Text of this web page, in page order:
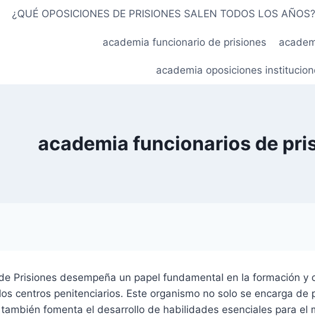
¿QUÉ OPOSICIONES DE PRISIONES SALEN TODOS LOS AÑOS?
academia funcionario de prisiones
academia oposiciones
academia funcionarios de
Prisiones desempeña un papel fundamental en la formación
centros penitenciarios. Este organismo no solo se encarga
fomenta el desarrollo de habilidades esenciales para el